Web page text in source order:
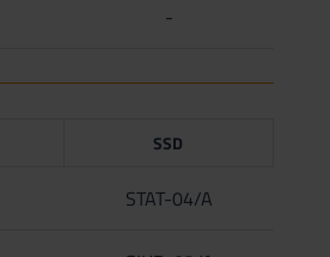
-
SSD
STAT-04/A